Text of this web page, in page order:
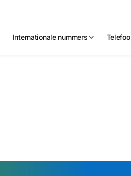
Internationale nummers